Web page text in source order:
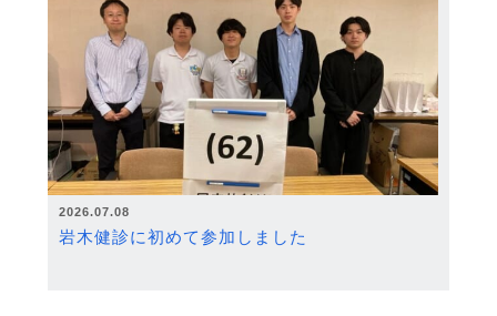
2026.07.08
岩木健診に初めて参加しました